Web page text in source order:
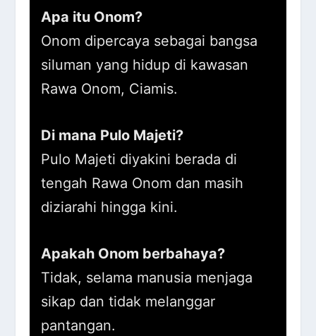
Apa itu Onom?
Onom dipercaya sebagai bangsa
siluman yang hidup di kawasan
Rawa Onom, Ciamis.
Di mana Pulo Majeti?
Pulo Majeti diyakini berada di
tengah Rawa Onom dan masih
diziarahi hingga kini.
Apakah Onom berbahaya?
Tidak, selama manusia menjaga
sikap dan tidak melanggar
pantangan.